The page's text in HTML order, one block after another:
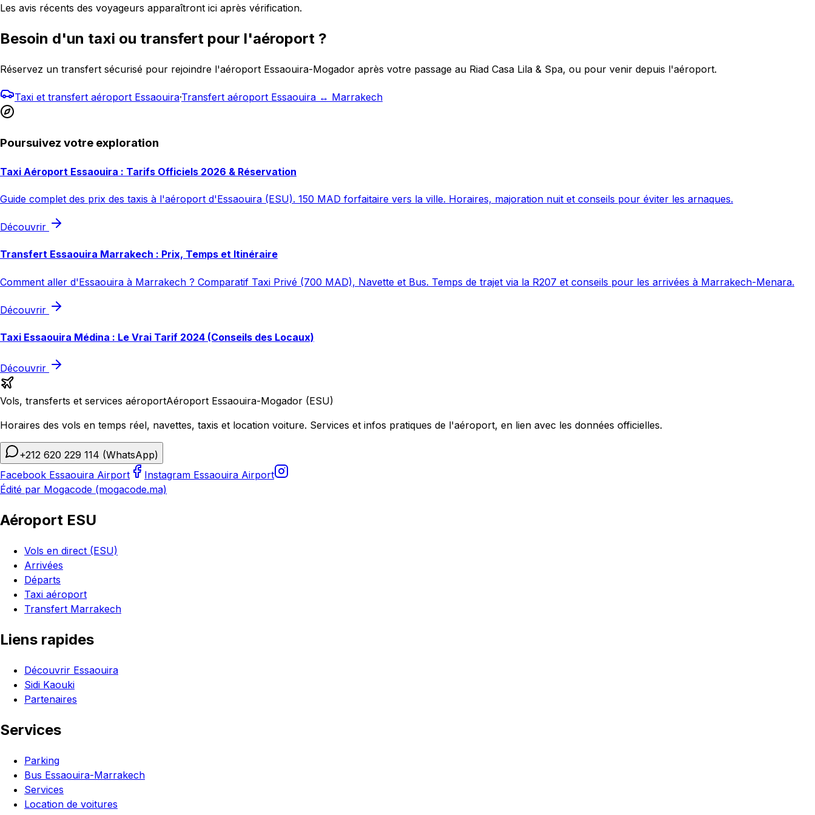
Les avis récents des voyageurs apparaîtront ici après vérification.
Besoin d'un taxi ou transfert pour l'aéroport ?
Réservez un transfert sécurisé pour rejoindre l'aéroport Essaouira-Mogador après votre passage au Riad Casa Lila & Spa, ou pour venir depuis l'aéroport.
Taxi et transfert aéroport Essaouira·Transfert aéroport Essaouira ↔ Marrakech
Poursuivez votre exploration
Taxi Aéroport Essaouira : Tarifs Officiels 2026 & Réservation
Guide complet des prix des taxis à l'aéroport d'Essaouira (ESU). 150 MAD forfaitaire vers la ville. Horaires, majoration nuit et conseils pour éviter les arnaques.
Découvrir
Transfert Essaouira Marrakech : Prix, Temps et Itinéraire
Comment aller d'Essaouira à Marrakech ? Comparatif Taxi Privé (700 MAD), Navette et Bus. Temps de trajet via la R207 et conseils pour les arrivées à Marrakech-Menara.
Découvrir
Taxi Essaouira Médina : Le Vrai Tarif 2024 (Conseils des Locaux)
Découvrir
Vols, transferts et services aéroportAéroport Essaouira-Mogador (ESU)
Horaires des vols en temps réel, navettes, taxis et location voiture. Services et infos pratiques de l'aéroport, en lien avec les données officielles.
+212 620 229 114 (WhatsApp)
Facebook Essaouira Airport
Instagram Essaouira Airport
Édité par Mogacode (mogacode.ma)
Aéroport ESU
Vols en direct (ESU)
Arrivées
Départs
Taxi aéroport
Transfert Marrakech
Liens rapides
Découvrir Essaouira
Sidi Kaouki
Partenaires
Services
Parking
Bus Essaouira-Marrakech
Services
Location de voitures